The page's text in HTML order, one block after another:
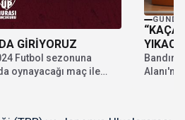
GİRİYORUZ
Futbol sezonuna
oynayacağı maç ile